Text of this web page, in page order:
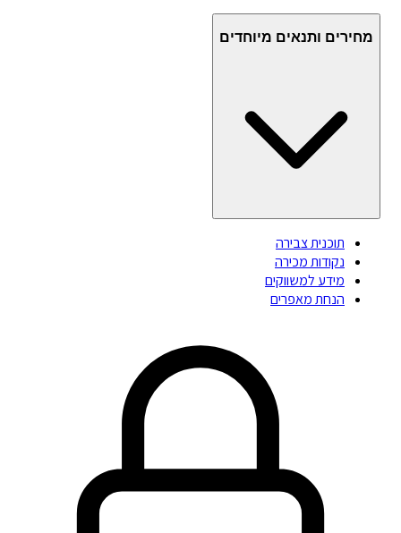
מחירים ותנאים מיוחדים
תוכנית צבירה
נקודות מכירה
מידע למשווקים
הנחת מאפרים